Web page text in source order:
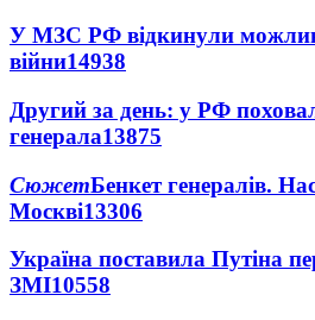
У МЗС РФ відкинули
війни14938
Другий за день: у РФ
генерала13875
СюжетБенкет генералів.
Москві13306
Україна поставила Путіна
ЗМІ10558